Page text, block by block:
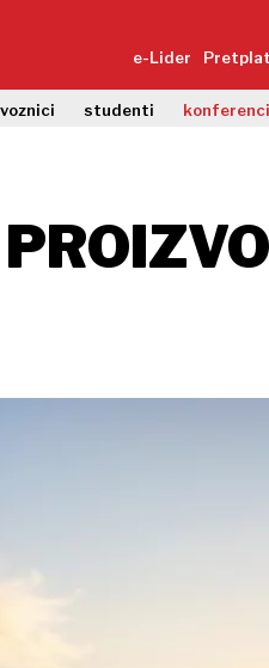
e-Lider
studenti